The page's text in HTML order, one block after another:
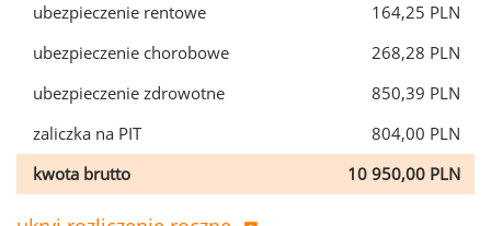
ubezpieczenie rentowe
164,25 PLN
ubezpieczenie chorobowe
268,28 PLN
ubezpieczenie zdrowotne
850,39 PLN
zaliczka na PIT
804,00 PLN
kwota brutto
10 950,00 PLN